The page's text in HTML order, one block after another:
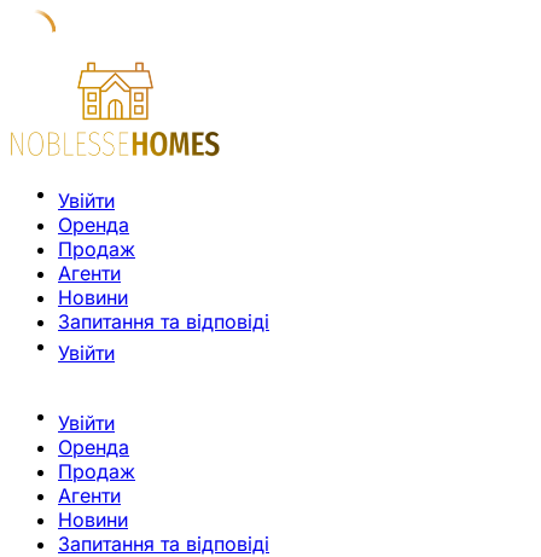
Увійти
Оренда
Продаж
Агенти
Новини
Запитання та відповіді
Увійти
Увійти
Оренда
Продаж
Агенти
Новини
Запитання та відповіді